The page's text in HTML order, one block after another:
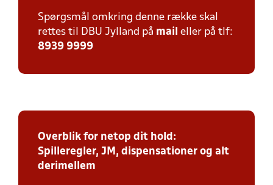
Spørgsmål omkring denne række skal
rettes til DBU Jylland på mail eller på tlf:
8939 9999
Overblik for netop dit hold:
Spilleregler, JM, dispensationer og alt
derimellem